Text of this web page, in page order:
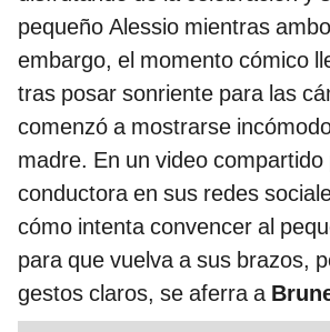
pequeño Alessio mientras
embargo, el momento cómico
tras posar sonriente para las
comenzó a mostrarse
madre. En un video compartido
conductora en sus redes
cómo intenta convencer al
para que vuelva a sus brazos,
gestos claros, se aferra a